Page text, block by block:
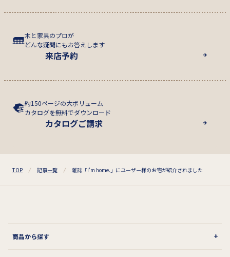
木と家具のプロが
どんな疑問にもお答えします
来店予約
約150ページの大ボリューム
カタログを無料でダウンロード
カタログご請求
TOP 記事一覧 雑誌「I'm home.」にユーザー様のお宅が紹介されました
商品から探す